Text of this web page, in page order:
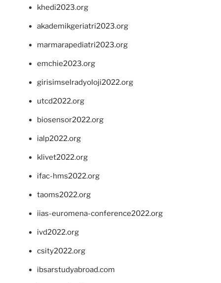
khedi2023.org
akademikgeriatri2023.org
marmarapediatri2023.org
emchie2023.org
girisimselradyoloji2022.org
utcd2022.org
biosensor2022.org
ialp2022.org
klivet2022.org
ifac-hms2022.org
taoms2022.org
iias-euromena-conference2022.org
ivd2022.org
csity2022.org
ibsarstudyabroad.com